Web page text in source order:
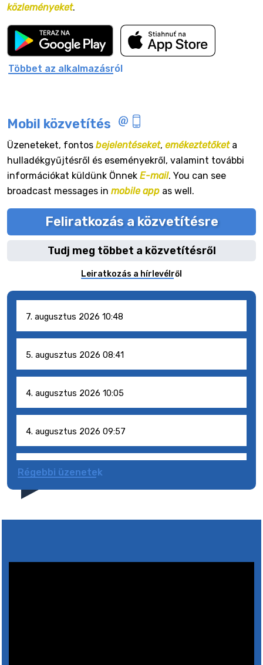
közleményeket.
Többet az alkalmazásról
Mobil közvetítés
Üzeneteket, fontos bejelentéseket, emékeztetőketa
hulladékgyűjtésről és eseményekről, valamint további
információkat küldünk Önnek E-mail. You can see
broadcast messages in mobile app as well.
Feliratkozás a közvetítésre
Tudj meg többet a közvetítésről
Leiratkozás a hírlevélről
7. augusztus 2026 10:48
5. augusztus 2026 08:41
4. augusztus 2026 10:05
4. augusztus 2026 09:57
4. augusztus 2026 09:51
Régebbi üzenetek